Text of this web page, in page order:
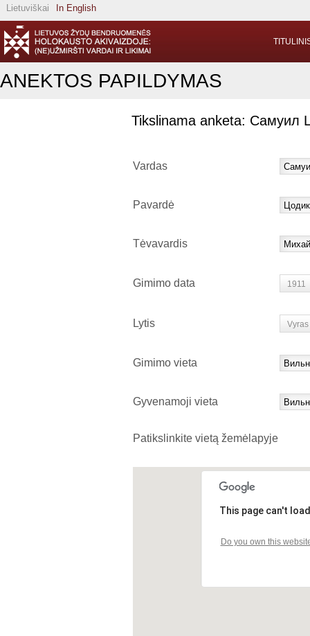
Lietuviškai In English
ANEKTOS PAPILDYMAS
Tikslinama anketa: Самуил
Vardas
Pavardė
Tėvavardis
Gimimo data 1911
Lytis Vyras
Gimimo vieta
Gyvenamoji vieta
Patikslinkite vietą žemėlapyje
This page can't
Do you own this